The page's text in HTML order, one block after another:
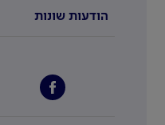
הודעות שונות